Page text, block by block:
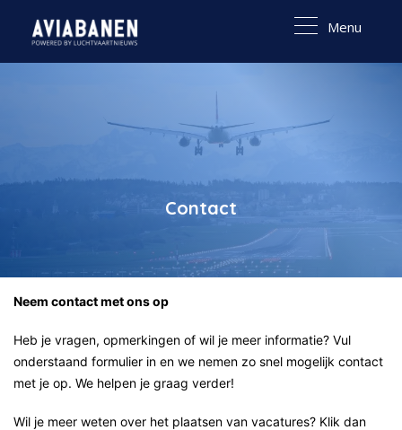
Menu
Contact
Neem contact met ons op
Heb je vragen, opmerkingen of wil je meer informatie? Vul
onderstaand formulier in en we nemen zo snel mogelijk contact
met je op. We helpen je graag verder!
Wil je meer weten over het plaatsen van vacatures? Klik dan